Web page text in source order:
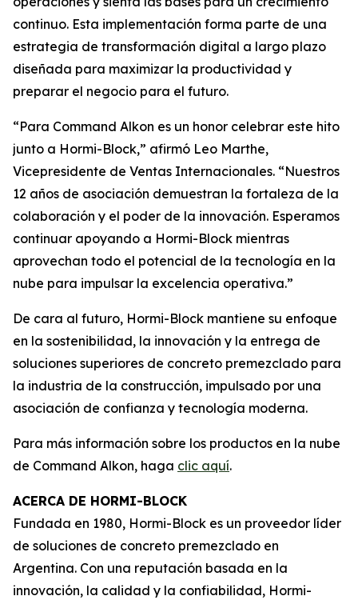
continuo. Esta implementación forma parte de una
estrategia de transformación digital a largo plazo
diseñada para maximizar la productividad y
preparar el negocio para el futuro.
“Para Command Alkon es un honor celebrar este hito
junto a Hormi-Block,” afirmó Leo Marthe,
Vicepresidente de Ventas Internacionales. “Nuestros
12 años de asociación demuestran la fortaleza de la
colaboración y el poder de la innovación. Esperamos
continuar apoyando a Hormi-Block mientras
aprovechan todo el potencial de la tecnología en la
nube para impulsar la excelencia operativa.”
De cara al futuro, Hormi-Block mantiene su enfoque
en la sostenibilidad, la innovación y la entrega de
soluciones superiores de concreto premezclado para
la industria de la construcción, impulsado por una
asociación de confianza y tecnología moderna.
Para más información sobre los productos en la nube
de Command Alkon, haga clic aquí.
ACERCA DE HORMI-BLOCK
Fundada en 1980, Hormi-Block es un proveedor líder
de soluciones de concreto premezclado en
Argentina. Con una reputación basada en la
innovación, la calidad y la confiabilidad, Hormi-